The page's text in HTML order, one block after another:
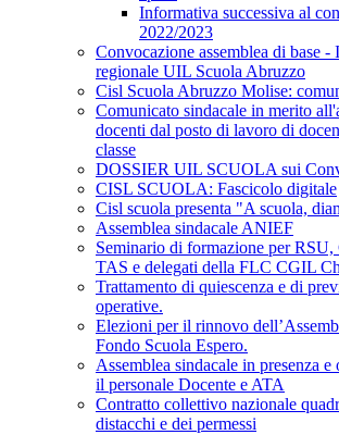
Informativa successiva al
2022/2023
Convocazione assemblea di base
regionale UIL Scuola Abruzzo
Cisl Scuola Abruzzo Molise:
Comunicato sindacale in merito
docenti dal posto di lavoro di
classe
DOSSIER UIL SCUOLA sui
CISL SCUOLA: Fascicolo digitale
Cisl scuola presenta "A scuola,
Assemblea sindacale ANIEF
Seminario di formazione per
TAS e delegati della FLC CGIL
Trattamento di quiescenza e di
operative.
Elezioni per il rinnovo
Fondo Scuola Espero.
Assemblea sindacale in presenza
il personale Docente e ATA
Contratto collettivo nazionale
distacchi e dei permessi